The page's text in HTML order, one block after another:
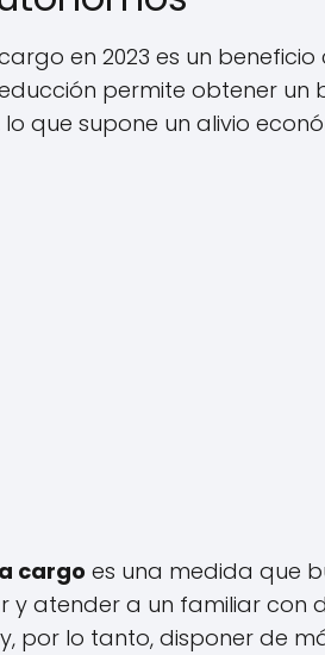
en 2023 es un
permite obtener un
que supone un alivio
cargo es una medida que
y atender a un familiar con
por lo tanto, disponer de